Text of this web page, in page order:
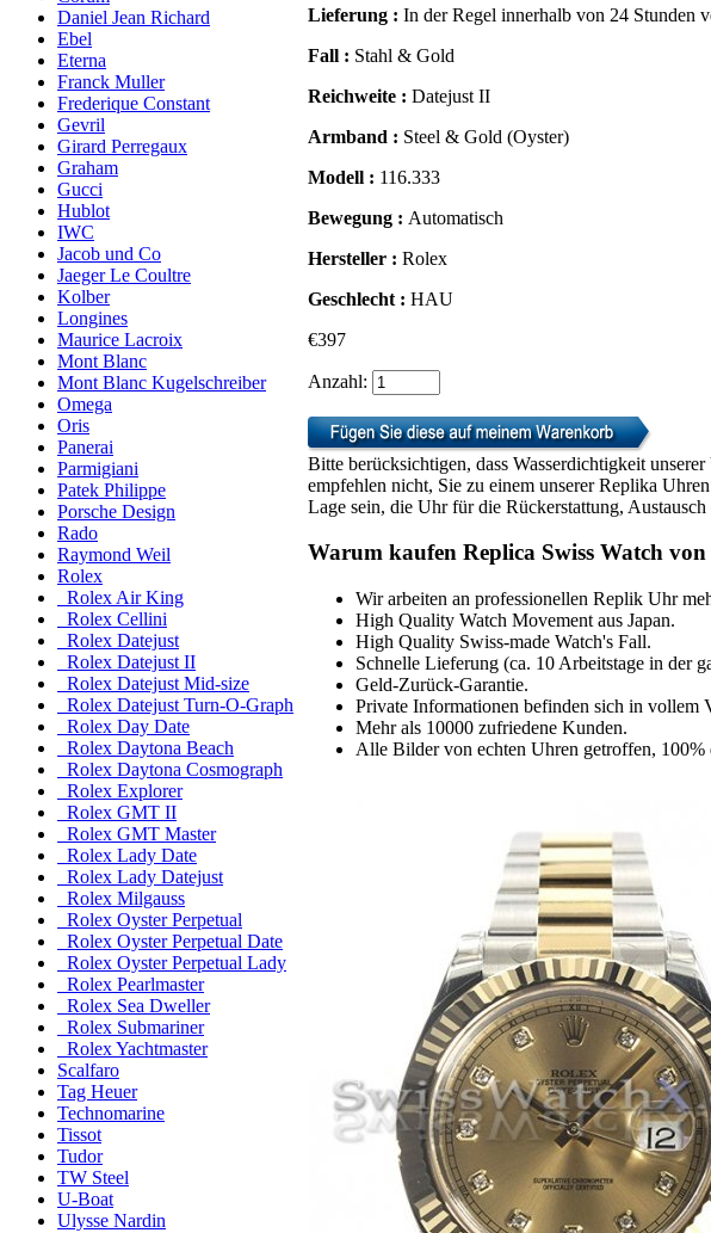
Daniel Jean Richard
Ebel
Eterna
Franck Muller
Frederique Constant
Gevril
Girard Perregaux
Graham
Gucci
Hublot
IWC
Jacob und Co
Jaeger Le Coultre
Kolber
Longines
Maurice Lacroix
Mont Blanc
Mont Blanc Kugelschreiber
Omega
Oris
Panerai
Parmigiani
Patek Philippe
Porsche Design
Rado
Raymond Weil
Rolex
Rolex Air King
Rolex Cellini
Rolex Datejust
Rolex Datejust II
Rolex Datejust Mid-size
Rolex Datejust Turn-O-Graph
Rolex Day Date
Rolex Daytona Beach
Rolex Daytona Cosmograph
Rolex Explorer
Rolex GMT II
Rolex GMT Master
Rolex Lady Date
Rolex Lady Datejust
Rolex Milgauss
Rolex Oyster Perpetual
Rolex Oyster Perpetual Date
Rolex Oyster Perpetual Lady
Rolex Pearlmaster
Rolex Sea Dweller
Rolex Submariner
Rolex Yachtmaster
Scalfaro
Tag Heuer
Technomarine
Tissot
Tudor
TW Steel
U-Boat
Ulysse Nardin
Lieferung : In der Regel innerhalb von 24 Stunden
Fall : Stahl & Gold
Reichweite : Datejust II
Armband : Steel & Gold (Oyster)
Modell : 116.333
Bewegung : Automatisch
Hersteller : Rolex
Geschlecht : HAU
€397
Anzahl:
Bitte berücksichtigen, dass Wasserdichtigkeit
empfehlen nicht, Sie zu einem unserer Replika
Lage sein, die Uhr für die Rückerstattung,
Warum kaufen Replica Swiss Watch von
Wir arbeiten an professionellen Replik Uhr
High Quality Watch Movement aus Japan.
High Quality Swiss-made Watch's Fall.
Schnelle Lieferung (ca. 10 Arbeitstage in der
Geld-Zurück-Garantie.
Private Informationen befinden sich in vollem
Mehr als 10000 zufriedene Kunden.
Alle Bilder von echten Uhren getroffen,